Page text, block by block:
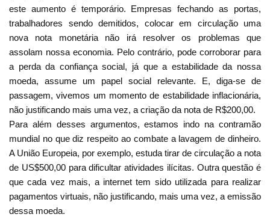
este aumento é temporário. Empresas fechando as portas,
trabalhadores sendo demitidos, colocar em circulação uma
nova nota monetária não irá resolver os problemas que
assolam nossa economia. Pelo contrário, pode corroborar para
a perda da confiança social, já que a estabilidade da nossa
moeda, assume um papel social relevante. E, diga-se de
passagem, vivemos um momento de estabilidade inflacionária,
não justificando mais uma vez, a criação da nota de R$200,00.
Para além desses argumentos, estamos indo na contramão
mundial no que diz respeito ao combate a lavagem de dinheiro.
A União Europeia, por exemplo, estuda tirar de circulação a nota
de US$500,00 para dificultar atividades ilícitas. Outra questão é
que cada vez mais, a internet tem sido utilizada para realizar
pagamentos virtuais, não justificando, mais uma vez, a emissão
dessa moeda.